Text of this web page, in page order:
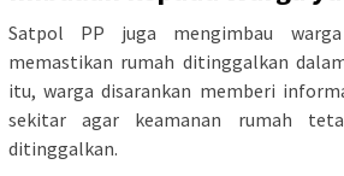
Satpol PP juga mengimbau
memastikan rumah ditinggalkan
itu, warga disarankan memberi
sekitar agar keamanan rumah
ditinggalkan.